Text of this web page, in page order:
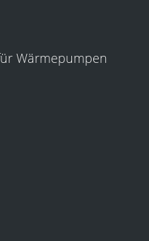
Wärmepumpen